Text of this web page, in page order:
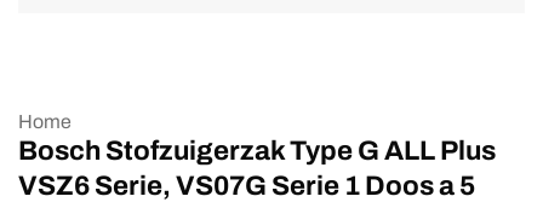
Home
Bosch Stofzuigerzak Type G ALL Plus
VSZ6 Serie, VS07G Serie 1 Doos a 5